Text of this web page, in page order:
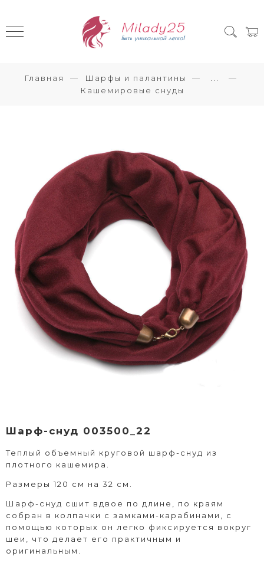
Главная Шарфы и палантины
Кашемировые снуды
Шарф-снуд 003500_22
Теплый объемный круговой шарф-снуд из
плотного кашемира.
Размеры 120 см на 32 см.
Шарф-снуд сшит вдвое по длине, по краям
собран в колпачки с замками-карабинами, с
помощью которых он легко фиксируется вокруг
шеи, что делает его практичным и
оригинальным.